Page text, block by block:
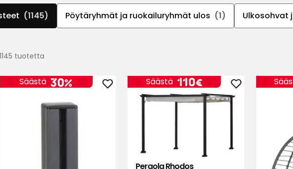
(1145) Pöytäryhmät ja ruokailuryhmät ulos (1) Ulkosohvat
1145 tuotetta
Säästä 30%
Lisää
Pergola Rhodos
Säästä Hinta
110€110
€
Lisää